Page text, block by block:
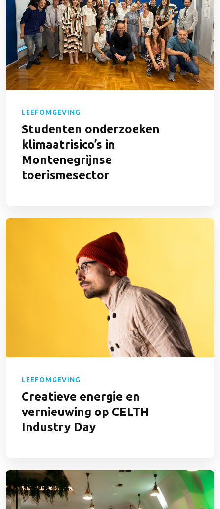
LEEFOMGEVING
Studenten onderzoeken
klimaatrisico’s in
Montenegrijnse
toerismesector
LEEFOMGEVING
Creatieve energie en
vernieuwing op CELTH
Industry Day